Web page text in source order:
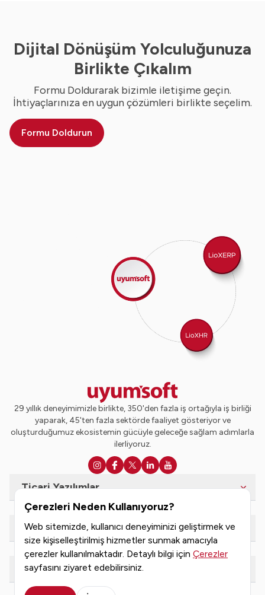
Çerezleri Neden Kullanıyoruz?
Web sitemizde, kullanıcı deneyiminizi geliştirmek ve
size kişiselleştirilmiş hizmetler sunmak amacıyla
çerezler kullanılmaktadır. Detaylı bilgi için Çerezler
sayfasını ziyaret edebilirsiniz.
Dijital Dönüşüm Yolculuğunuza
Birlikte Çıkalım
Formu Doldurarak bizimle iletişime geçin.
İhtiyaçlarınıza en uygun çözümleri birlikte seçelim.
Formu Doldurun
29 yıllık deneyimimizle birlikte, 350'den fazla iş ortağıyla iş birliği
yaparak, 45'ten fazla sektörde faaliyet gösteriyor ve
oluşturduğumuz ekosistemin gücüyle geleceğe sağlam adımlarla
ilerliyoruz.
Ticari Yazılımlar
e-Dönüşüm Hizmetleri
Kaynaklar